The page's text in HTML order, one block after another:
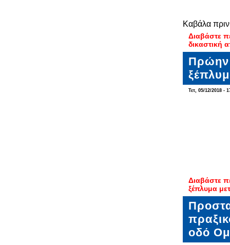
Καβάλα
Διαβάστε
δικαστική
Πρώην
Τετ, 05/12/2018 -
Διαβάστε
ξέπλυμα
οδό